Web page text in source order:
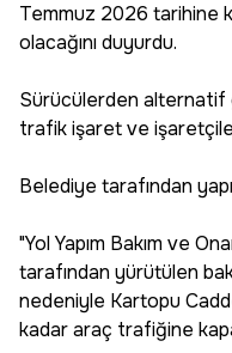
Temmuz 2026 tarihine
olacağını duyurdu.
Sürücülerden alternatif
trafik işaret ve
Belediye tarafından
"Yol Yapım Bakım ve
tarafından yürütülen
nedeniyle Kartopu
kadar araç trafiğine